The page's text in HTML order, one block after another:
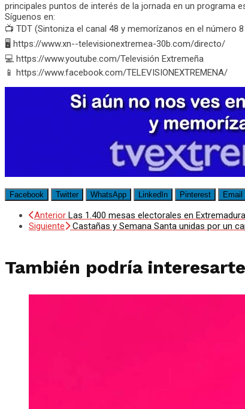
principales puntos de interés de la jornada en un programa
Síguenos en:
📺 TDT (Sintoniza el canal 48 y memorízanos en el número
🖥️ https://www.xn--televisionextremea-30b.com/directo/
💻 https://www.youtube.com/Televisión Extremeña
📱 https://www.facebook.com/TELEVISIONEXTREMENA/
Facebook Twitter WhatsApp LinkedIn Pinterest Email
Anterior Las 1.400 mesas electorales en
Siguiente
Castañas y Semana Santa unidas por un
También podría